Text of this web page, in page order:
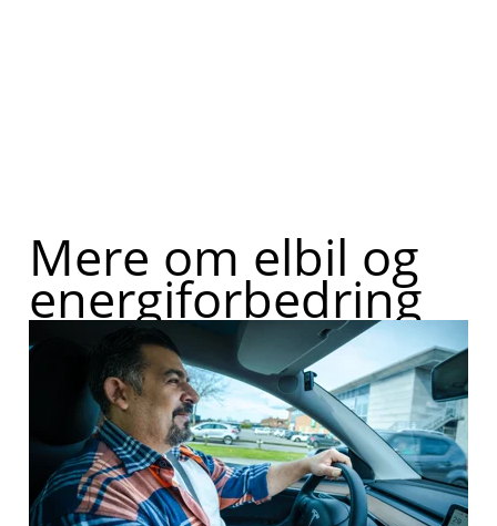
Mere om elbil og
energiforbedring